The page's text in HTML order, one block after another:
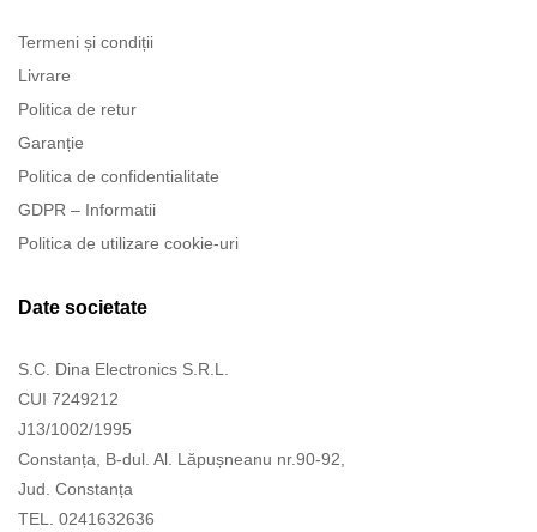
Termeni și condiții
Livrare
Politica de retur
Garanție
Politica de confidentialitate
GDPR – Informatii
Politica de utilizare cookie-uri
Date societate
S.C. Dina Electronics S.R.L.
CUI 7249212
J13/1002/1995
Constanța, B-dul. Al. Lăpușneanu nr.90-92,
Jud. Constanța
TEL. 0241632636